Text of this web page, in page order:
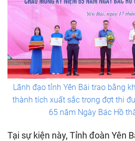
Lãnh đạo tỉnh Yên Bái trao bằng
thành tích xuất sắc trong đợt thi
65 năm Ngày Bác Hồ
Tại sự kiện này, Tỉnh đoàn Yên